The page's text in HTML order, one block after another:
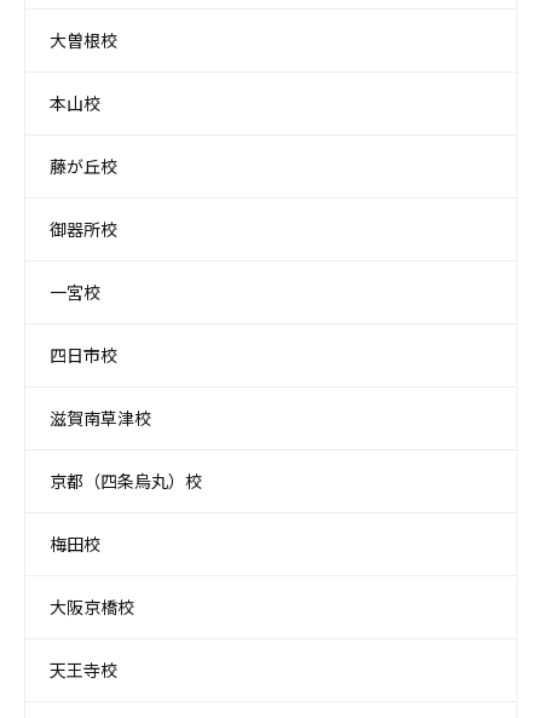
大曽根校
本山校
藤が丘校
御器所校
一宮校
四日市校
滋賀南草津校
京都（四条烏丸）校
梅田校
大阪京橋校
天王寺校